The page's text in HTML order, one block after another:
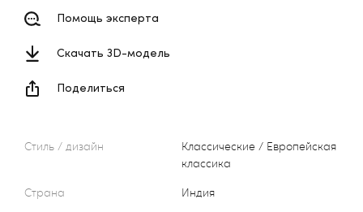
Стиль / дизайн
Классические / Европейская
классика
Страна
Индия
Помощь эксперта
Скачать 3D-модель
Поделиться